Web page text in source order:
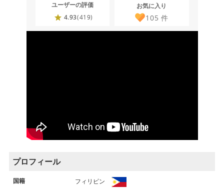
ユーザーの評価
4.93(419)
お気に入り
105 件
プロフィール
国籍 フィリピン